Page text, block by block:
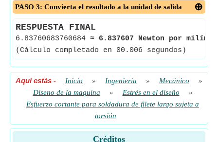
PASO 3: Convierta el resultado a la unidad de salida
RESPUESTA FINAL
6.83760683760684 ≈ 6.837607 Newton por
(Cálculo completado en 00.006 segundos)
Aquí estás - Inicio » Ingenieria » Mecánico
»
Diseno de la maquina
» Estrés en el diseño
»
Esfuerzo cortante para soldadura de filete largo sujeta a
torsión
Créditos